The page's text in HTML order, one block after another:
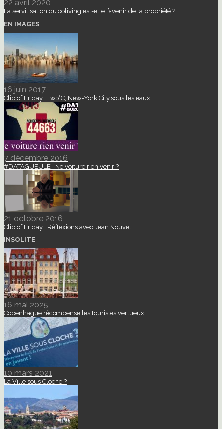
22 avril 2020
La servitisation du coliving est-elle l’avenir de la propriété ?
EN IMAGES
16 juin 2017
Clip of Friday : Two°C, New-York City sous les eaux.
7 décembre 2016
#DATAGUEULE : Ne voiture rien venir ?
21 octobre 2016
Clip of Friday : Réflexions avec Jean Nouvel
INSOLITE
16 mai 2025
Copenhague récompense les touristes vertueux
10 mars 2021
La Ville sous Cloche ?